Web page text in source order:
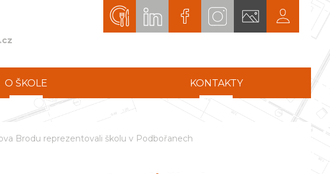
O ŠKOLE KONTAKTY
Bechyně
Brodu reprezentovali školu v Podbořanech